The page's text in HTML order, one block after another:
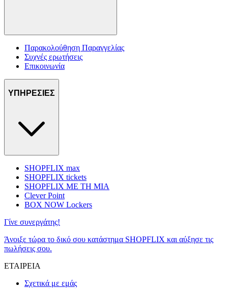
Παρακολούθηση Παραγγελίας
Συχνές ερωτήσεις
Επικοινωνία
ΥΠΗΡΕΣΙΕΣ
SHOPFLIX max
SHOPFLIX tickets
SHOPFLIX ΜΕ ΤΗ ΜΙΑ
Clever Point
BOX NOW Lockers
Γίνε συνεργάτης!
Άνοιξε τώρα το δικό σου κατάστημα SHOPFLIX και αύξησε τις
πωλήσεις σου.
ΕΤΑΙΡΕΙΑ
Σχετικά με εμάς